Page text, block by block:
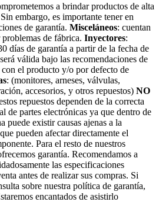
a brindar productos de alta
embargo, es importante tener en
de garantía. Misceláneos: cuentan
de fábrica. Inyectores:
días de garantía a partir de la fecha de
válida bajo las recomendaciones de
el producto y/o por defecto de
: (monitores, arneses, válvulas,
accesorios, y otros repuestos) NO
repuestos dependen de la correcta
de partes electrónicas ya que dentro de
puede existir causas ajenas a la
pueden afectar directamente el
Para el resto de nuestros
garantía. Recomendamos a
las especificaciones
antes de realizar sus compras. Si
sobre nuestra política de garantía,
encantados de asistirlo